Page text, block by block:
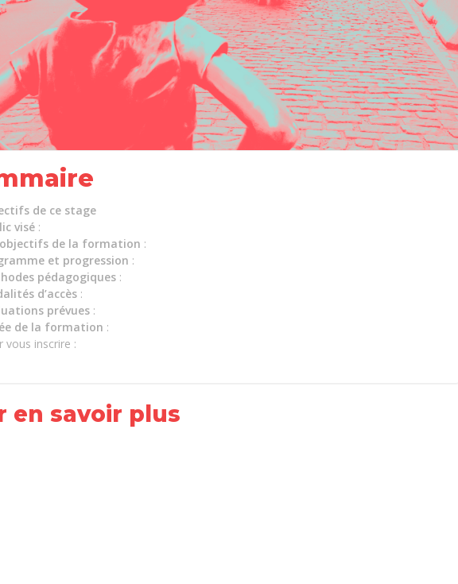
de ce stage
visé :
objectifs de la formation :
et progression :
pédagogiques :
d’accès :
prévues :
de la formation :
vous inscrire :
en savoir plus